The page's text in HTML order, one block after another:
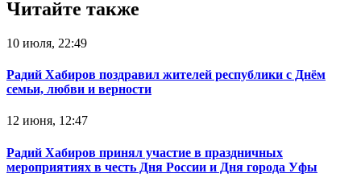
Читайте также
10 июля, 22:49
Радий Хабиров поздравил жителей республики с Днём
семьи, любви и верности
12 июня, 12:47
Радий Хабиров принял участие в праздничных
мероприятиях в честь Дня России и Дня города Уфы